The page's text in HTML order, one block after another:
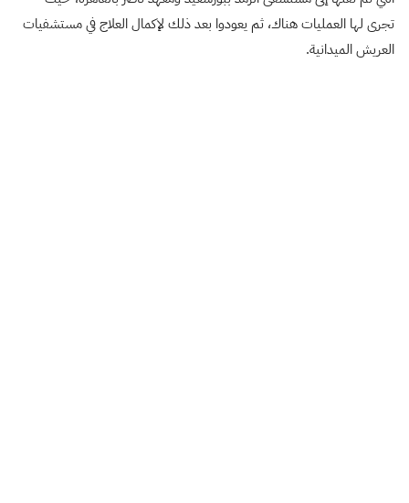
تجرى لها العمليات هناك، ثم يعودوا بعد ذلك لإكمال العلاج في مستشفيات
العريش الميدانية.